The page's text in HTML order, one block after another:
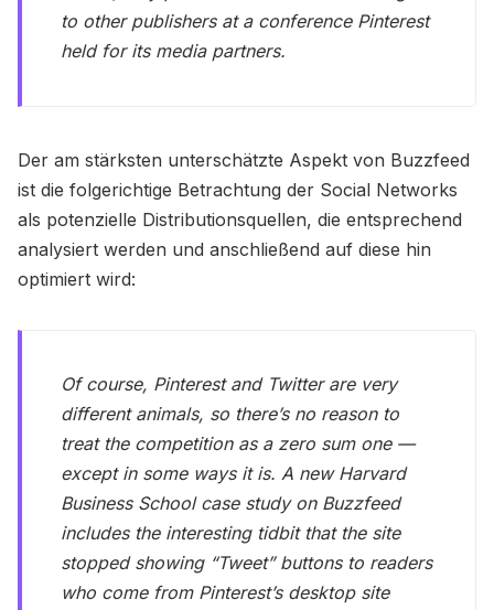
to other publishers at a conference Pinterest
held for its media partners.
Der am stärksten unterschätzte Aspekt von Buzzfeed
ist die folgerichtige Betrachtung der Social Networks
als potenzielle Distributionsquellen, die entsprechend
analysiert werden und anschließend auf diese hin
optimiert wird:
Of course, Pinterest and Twitter are very
different animals, so there’s no reason to
treat the competition as a zero sum one —
except in some ways it is. A new Harvard
Business School case study on Buzzfeed
includes the interesting tidbit that the site
stopped showing “Tweet” buttons to readers
who come from Pinterest’s desktop site